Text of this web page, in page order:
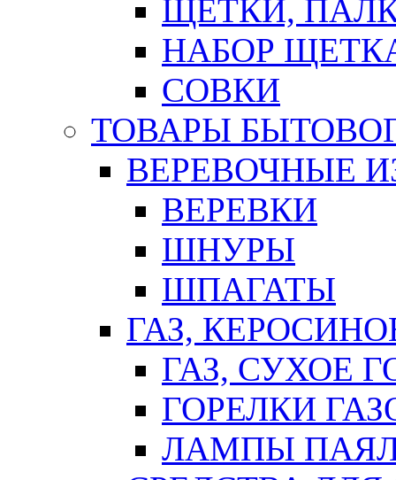
ЩЕТКИ,
НАБОР
СОВКИ
ТОВАРЫ
ВЕРЕВОЧНЫЕ
ВЕРЕВКИ
ШНУРЫ
ШПАГАТЫ
ГАЗ,
ГАЗ, СУХОЕ
ГОРЕЛКИ
ЛАМПЫ